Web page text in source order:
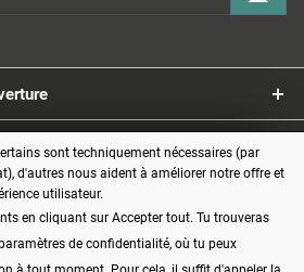
sont techniquement nécessaires (par
d'autres nous aident à améliorer notre offre et
utilisateur.
en cliquant sur Accepter tout. Tu trouveras
de confidentialité, où tu peux